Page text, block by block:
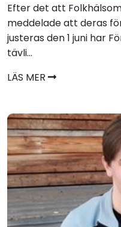
Efter det att
meddelade att deras
justeras den 1 juni har
tävli...
LÄS MER